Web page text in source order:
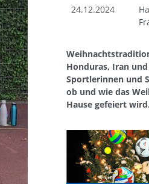
24.12.2024
Honduras, Iran
Sportlerinnen und
ob und wie das
Hause gefeiert wird.